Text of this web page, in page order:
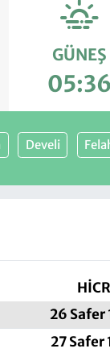
GÜNEŞ
05:36
Develi
26 Safer
27 Safer